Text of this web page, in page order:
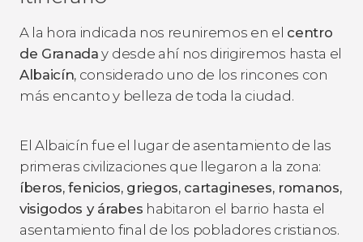
A la hora indicada nos reuniremos en el centro
de Granada y desde ahí nos dirigiremos hasta el
Albaicín, considerado uno de los rincones con
más encanto y belleza de toda la ciudad.
El Albaicín fue el lugar de asentamiento de las
primeras civilizaciones que llegaron a la zona:
íberos, fenicios, griegos, cartagineses, romanos,
visigodos y árabes habitaron el barrio hasta el
asentamiento final de los pobladores cristianos.